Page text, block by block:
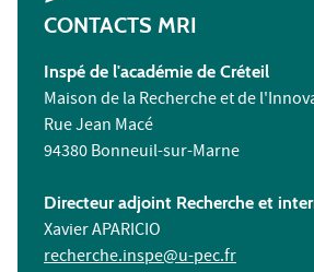
CONTACTS MRI
Inspé de l'académie de Créteil
Maison de la Recherche et de
Rue Jean Macé
94380 Bonneuil-sur-Marne
Directeur adjoint Recherche et
Xavier APARICIO
recherche.inspe@u-pec.fr